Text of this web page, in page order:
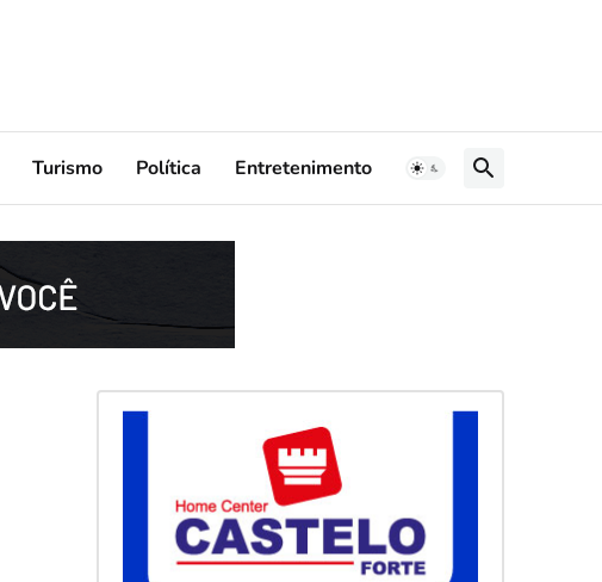
Turismo Política Entretenimento